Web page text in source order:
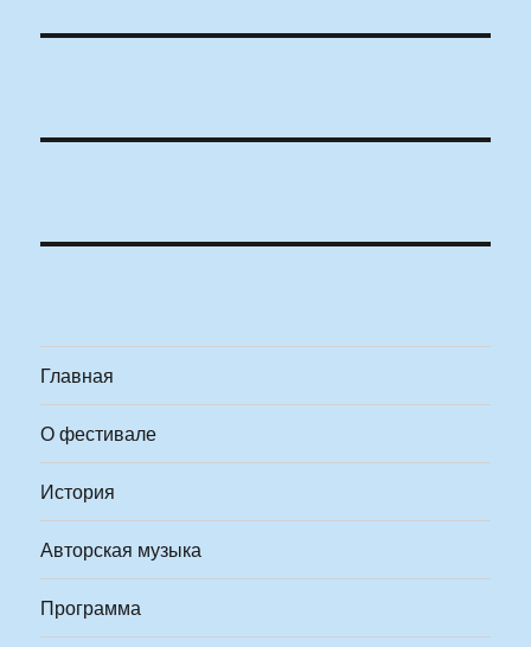
Главная
О фестивале
История
Авторская музыка
Программа